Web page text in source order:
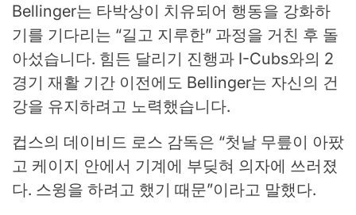
Bellinger는 타박상이 치유되어 행동을 강화하
기를 기다리는 “길고 지루한” 과정을 거친 후 돌
아섰습니다. 힘든 달리기 진행과 I-Cubs와의 2
경기 재활 기간 이전에도 Bellinger는 자신의 건
강을 유지하려고 노력했습니다.
컵스의 데이비드 로스 감독은 “첫날 무릎이 아팠
고 케이지 안에서 기계에 부딪혀 의자에 쓰러졌
다. 스윙을 하려고 했기 때문”이라고 말했다.